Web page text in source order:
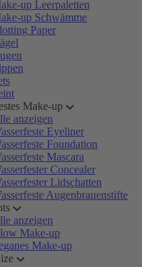
up Leerpaletten
up Schwämme
Paper
Make-up
anzeigen
Eyeliner
Foundation
Mascara
Concealer
Lidschatten
Augenbrauenstifte
anzeigen
Make-up
Make-up